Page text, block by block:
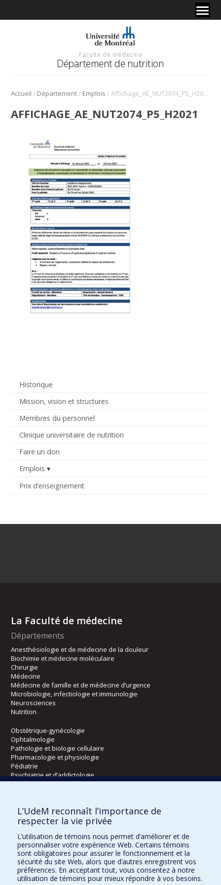
Faculté de médecine
Département de nutrition
Accueil / Département/ Emplois / Affichage_AE_NUT2074_P5_H2021
Historique
Mission, vision et structures
Membres du personnel
Clinique universitaire de nutrition
Faire un don
Emplois
Prix d’enseignement
AFFICHAGE_AE_NUT2074_P5_H2021
La Faculté de médecine
Départements
Anesthésiologie et de médecine de la douleur
Biochimie et médecine moléculaire
Chirurgie
Médecine
Médecine de famille et de médecine d’urgence
Microbiologie, infectiologie et immunologie
Neurosciences
Nutrition
Obstétrique-gynécologie
Ophtalmologie
Pathologie et biologie cellulaire
Pharmacologie et physiologie
Pédiatrie
Psychiatrie et d’addictologie
Radiologie, radio-oncologie et médecine nucléaire
Écoles
Orthophonie et audiologie
Réadaptation
Directions
L’UdeM reconnaît l’importance de
respecter la vie privée
L’utilisation de témoins nous permet d’améliorer et de
personnaliser votre expérience Web. Certains témoins
sont obligatoires pour assurer le fonctionnement et la
sécurité du site Web, alors que d’autres enregistrent vos
préférences. En acceptant tout, vous consentez à notre
utilisation de témoins pour mieux répondre à vos besoins.